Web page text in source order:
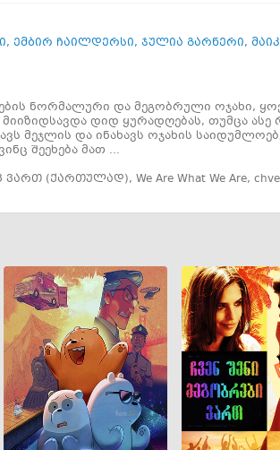
, ემბირ ჩაილდერსი, ჯულია გარნერი,
ნორმალური და მეგობრული ოჯახი,
დიდ ყურადღებას, თუმცა
მეჯლის და ინახავს ოჯახის
შეეხება მათ ...
ვართ (ქართულად), We Are What We Are,